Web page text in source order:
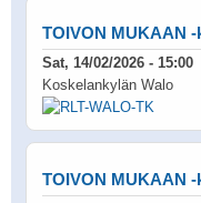
TOIVON MUKAAN
Sat, 14/02/2026 - 15:00
Koskelankylän Walo
TOIVON MUKAAN